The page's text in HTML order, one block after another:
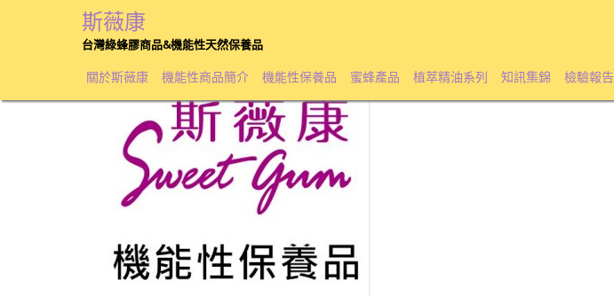
斯薇康
台灣綠蜂膠商品&機能性天然保養品
關於斯薇康 機能性商品簡介 機能性保養品 蜜蜂產品 植萃精油系列 知訊集錦 檢驗報告
sweet gum line